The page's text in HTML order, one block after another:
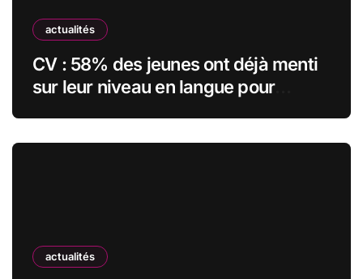
actualités
CV : 58% des jeunes ont déjà menti
sur leur niveau en langue pour
actualités